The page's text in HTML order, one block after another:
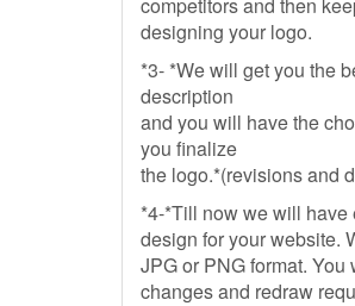
designing your logo.
*3- *We will get you the
description
and you will have the
you finalize
the logo.*(revisions and
*4-*Till now we will
design for your website.
JPG or PNG format.
changes and redraw